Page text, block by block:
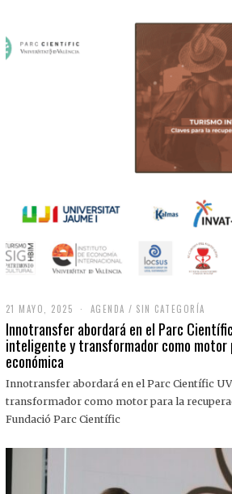
21 MAYO, 2025
M
A
Y
,
0
2
AGENDA / SIN CATEGORÍA
Innotransfer abordará en el Parc
inteligente y transformador como motor
económica
Innotransfer abordará en el Parc Científic
transformador como motor para la
Fundació Parc Científic